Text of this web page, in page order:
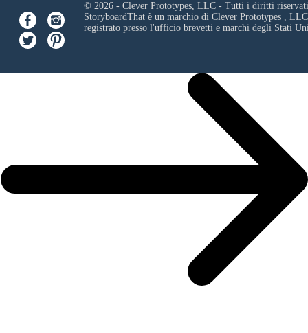
© 2026 - Clever Prototypes, LLC - Tutti i diritti
StoryboardThat è un marchio di Clever Prototypes , LLC
registrato presso l'ufficio brevetti e marchi degli Stati